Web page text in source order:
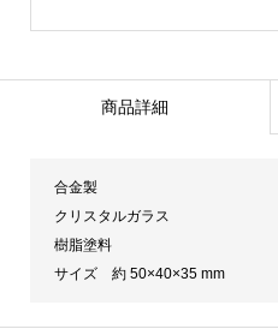
商品詳細
合金製
クリスタルガラス
樹脂塗料
サイズ 約 50×40×35 mm